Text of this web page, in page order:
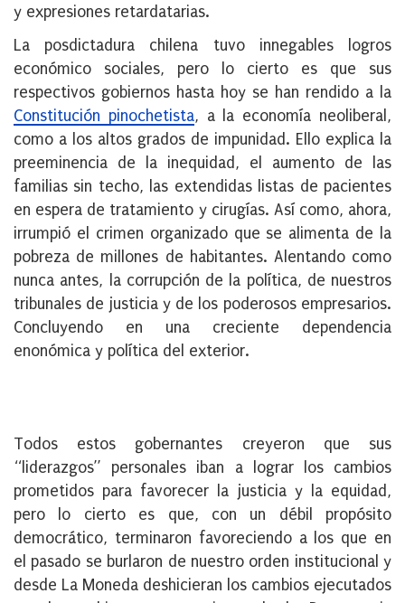
y expresiones retardatarias.
La posdictadura chilena tuvo innegables logros
económico sociales, pero lo cierto es que sus
respectivos gobiernos hasta hoy se han rendido a la
Constitución pinochetista, a la economía neoliberal,
como a los altos grados de impunidad. Ello explica la
preeminencia de la inequidad, el aumento de las
familias sin techo, las extendidas listas de pacientes
en espera de tratamiento y cirugías. Así como, ahora,
irrumpió el crimen organizado que se alimenta de la
pobreza de millones de habitantes. Alentando como
nunca antes, la corrupción de la política, de nuestros
tribunales de justicia y de los poderosos empresarios.
Concluyendo en una creciente dependencia
enonómica y política del exterior.
Todos estos gobernantes creyeron que sus
“liderazgos” personales iban a lograr los cambios
prometidos para favorecer la justicia y la equidad,
pero lo cierto es que, con un débil propósito
democrático, terminaron favoreciendo a los que en
el pasado se burlaron de nuestro orden institucional y
desde La Moneda deshicieran los cambios ejecutados